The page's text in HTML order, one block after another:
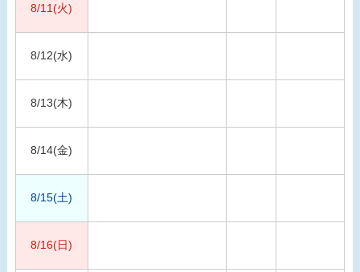
8/11(火)
8/12(水)
8/13(木)
8/14(金)
8/15(土)
8/16(日)